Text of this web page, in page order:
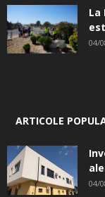
La
04/
ARTICOLE
04/